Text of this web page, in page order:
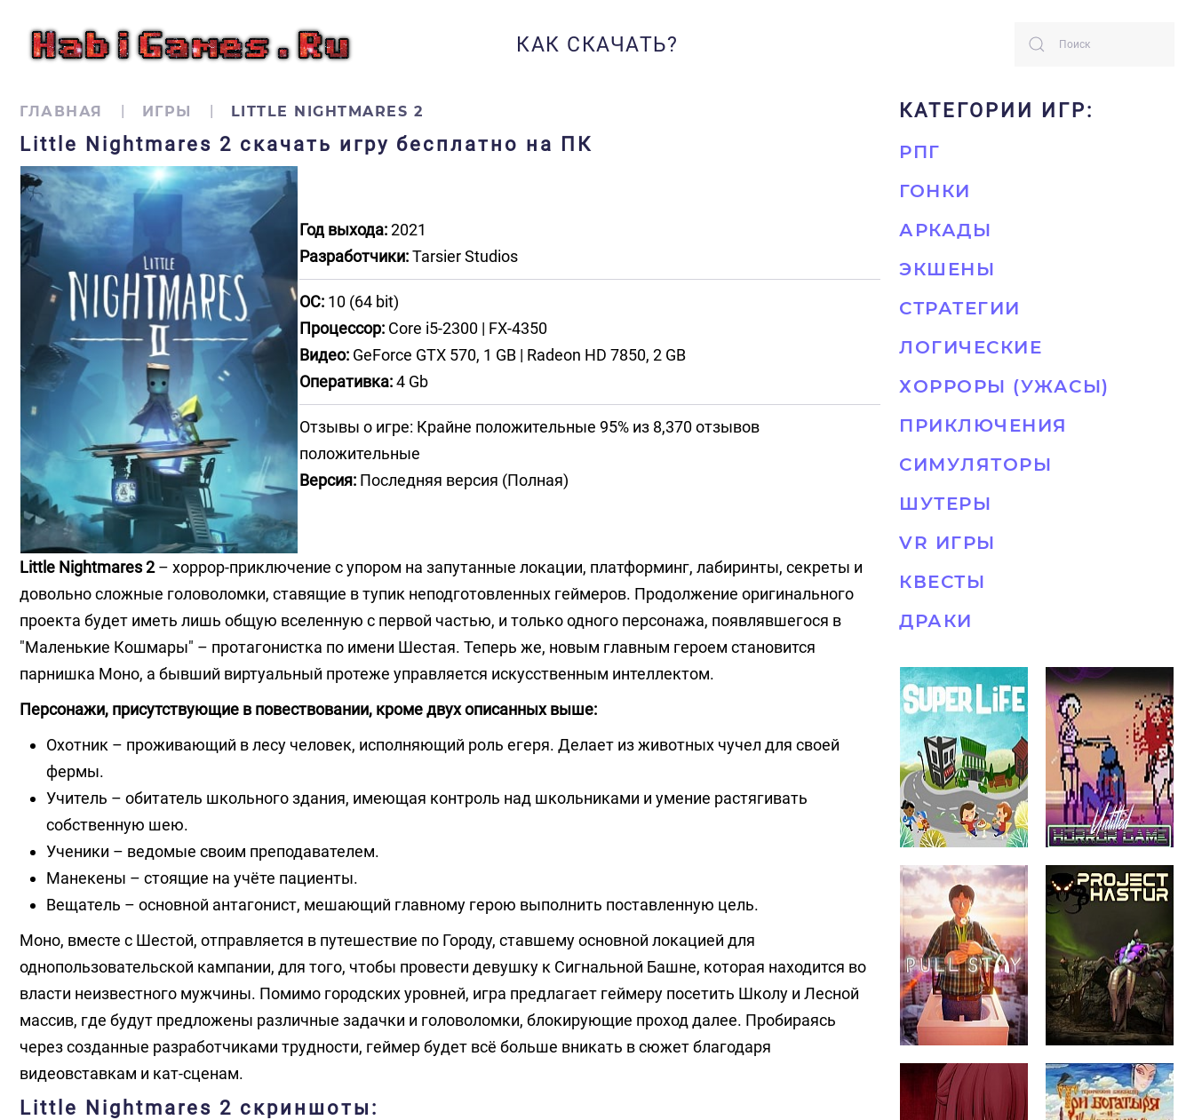
КАК СКАЧАТЬ?
ГЛАВНАЯ ИГРЫ LITTLE NIGHTMARES 2
Little Nightmares 2 скачать игру бесплатно на ПК
Год выхода:2021
Разработчики:Tarsier Studios
ОС: 10 (64 bit)
Процессор: Core i5-2300 | FX-4350
Видео: GeForce GTX 570, 1 GB | Radeon HD 7850, 2 GB
Оперативка:4 Gb
Отзывы о игре: Крайне положительные 95% из 8,370 отзывов
положительные
Версия: Последняя версия (Полная)
Little Nightmares 2– хоррор-приключение с упором на запутанные локации, платформинг, лабиринты, секреты и
довольно сложные головоломки, ставящие в тупик неподготовленных геймеров. Продолжение оригинального
проекта будет иметь лишь общую вселенную с первой частью, и только одного персонажа, появлявшегося в
"Маленькие Кошмары" – протагонистка по имени Шестая. Теперь же, новым главным героем становится
парнишка Моно, а бывший виртуальный протеже управляется искусственным интеллектом.
Персонажи, присутствующие в повествовании, кроме двух описанных выше:
Охотник – проживающий в лесу человек, исполняющий роль егеря. Делает из животных чучел для своей
фермы.
Учитель – обитатель школьного здания, имеющая контроль над школьниками и умение растягивать
собственную шею.
Ученики – ведомые своим преподавателем.
Манекены – стоящие на учёте пациенты.
Вещатель – основной антагонист, мешающий главному герою выполнить поставленную цель.
Моно, вместе с Шестой, отправляется в путешествие по Городу, ставшему основной локацией для
однопользовательской кампании, для того, чтобы провести девушку к Сигнальной Башне, которая находится во
власти неизвестного мужчины. Помимо городских уровней, игра предлагает геймеру посетить Школу и Лесной
массив, где будут предложены различные задачки и головоломки, блокирующие проход далее. Пробираясь
через созданные разработчиками трудности, геймер будет всё больше вникать в сюжет благодаря
видеовставкам и кат-сценам.
Little Nightmares 2 скриншоты:
КАТЕГОРИИ ИГР:
РПГ
ГОНКИ
АРКАДЫ
ЭКШЕНЫ
СТРАТЕГИИ
ЛОГИЧЕСКИЕ
ХОРРОРЫ (УЖАСЫ)
ПРИКЛЮЧЕНИЯ
СИМУЛЯТОРЫ
ШУТЕРЫ
VR ИГРЫ
КВЕСТЫ
ДРАКИ